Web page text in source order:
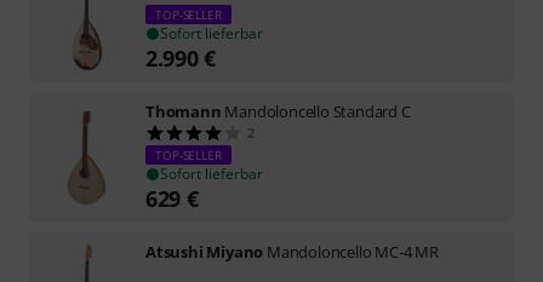
TOP-SELLER
Sofort lieferbar
2.990€
Thomann Mandoloncello Standard C
2
TOP-SELLER
Sofort lieferbar
629 €
Atsushi Miyano Mandoloncello MC-4 MR